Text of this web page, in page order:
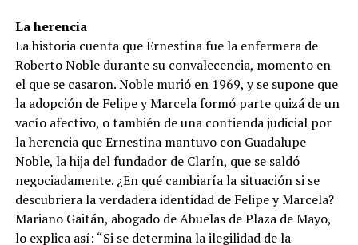
La herencia
La historia cuenta que Ernestina fue la enfermera de
Roberto Noble durante su convalecencia, momento en
el que se casaron. Noble murió en 1969, y se supone que
la adopción de Felipe y Marcela formó parte quizá de un
vacío afectivo, o también de una contienda judicial por
la herencia que Ernestina mantuvo con Guadalupe
Noble, la hija del fundador de Clarín, que se saldó
negociadamente. ¿En qué cambiaría la situación si se
descubriera la verdadera identidad de Felipe y Marcela?
Mariano Gaitán, abogado de Abuelas de Plaza de Mayo,
lo explica así: “Si se determina la ilegilidad de la